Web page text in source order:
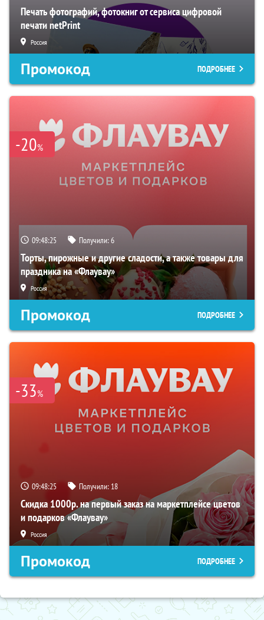
Печать фотографий, фотокниг от сервиса цифровой
печати netPrint
Россия
Промокод ПОДРОБНЕЕ
-20%
09:48:24 Получили:6
Торты, пирожные и другие сладости, а также товары для
праздника на «Флаувау»
Россия
Промокод ПОДРОБНЕЕ
-33%
09:48:24 Получили: 18
Скидка 1000р. на первый заказ на маркетплейсе цветов
и подарков «Флаувау»
Россия
Промокод ПОДРОБНЕЕ